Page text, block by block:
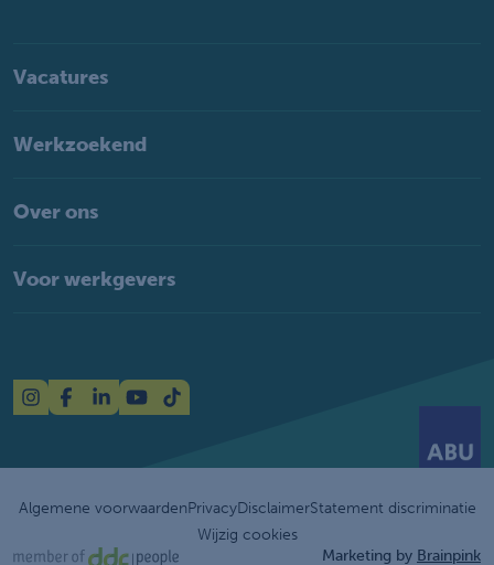
Vacatures
Werkzoekend
Over ons
Voor werkgevers
Marketing by Brainpink
Algemene voorwaardenPrivacyDisclaimerStatement discriminatie
Wijzig cookies